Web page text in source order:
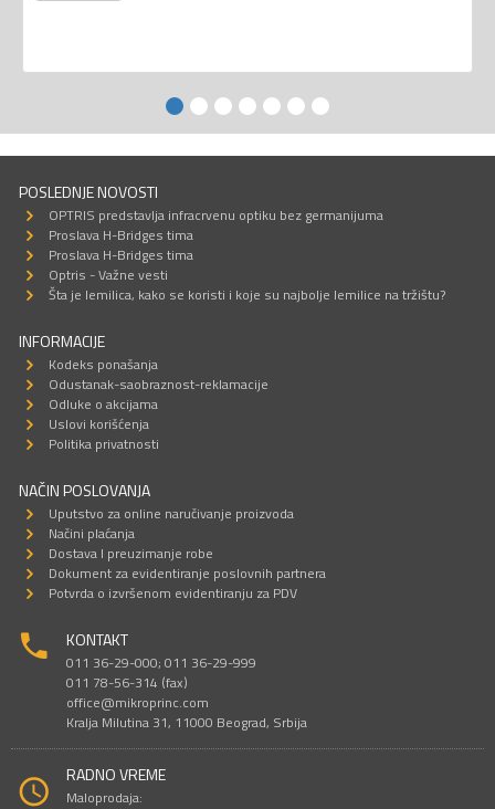
POSLEDNJE NOVOSTI
OPTRIS predstavlja infracrvenu optiku bez germanijuma
Proslava H-Bridges tima
Proslava H-Bridges tima
Optris - Važne vesti
Šta je lemilica, kako se koristi i koje su najbolje lemilice na tržištu?
INFORMACIJE
Kodeks ponašanja
Odustanak-saobraznost-reklamacije
Odluke o akcijama
Uslovi korišćenja
Politika privatnosti
NAČIN POSLOVANJA
Uputstvo za online naručivanje proizvoda
Načini plaćanja
Dostava I preuzimanje robe
Dokument za evidentiranje poslovnih partnera
Potvrda o izvršenom evidentiranju za PDV
KONTAKT
011 36-29-000; 011 36-29-999
011 78-56-314 (fax)
office@mikroprinc.com
Kralja Milutina 31, 11000 Beograd, Srbija
RADNO VREME
Maloprodaja: